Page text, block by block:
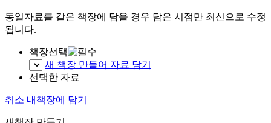
동일자료를 같은 책장에 담을 경우 담은 시점만 최신으로 수정
됩니다.
책장선택
새 책장 만들어 자료 담기
선택한 자료
취소 내책장에 담기